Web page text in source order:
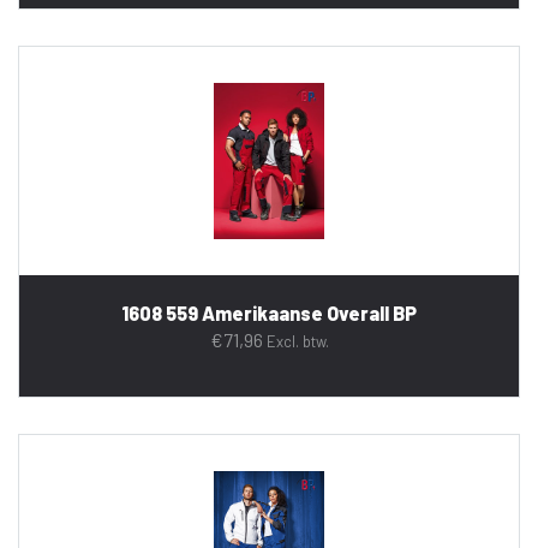
1608 559 Amerikaanse Overall BP
€71,96 Excl. btw.